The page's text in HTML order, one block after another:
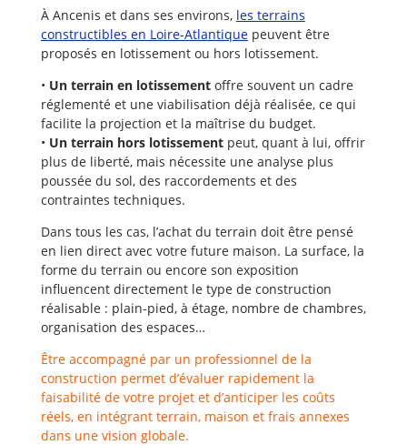
À Ancenis et dans ses environs, les terrains
constructibles en Loire-Atlantiquepeuvent être
proposés en lotissement ou hors lotissement.
• Un terrain en lotissementoffre souvent un cadre
réglementé et une viabilisation déjà réalisée, ce qui
facilite la projection et la maîtrise du budget.
• Un terrain hors lotissementpeut, quant à lui, offrir
plus de liberté, mais nécessite une analyse plus
poussée du sol, des raccordements et des
contraintes techniques.
Dans tous les cas, l’achat du terrain doit être pensé
en lien direct avec votre future maison. La surface, la
forme du terrain ou encore son exposition
influencent directement le type de construction
réalisable : plain-pied, à étage, nombre de chambres,
organisation des espaces…
Être accompagné par un professionnel de la
construction permet d’évaluer rapidement la
faisabilité de votre projet et d’anticiper les coûts
réels, en intégrant terrain, maison et frais annexes
dans une vision globale.